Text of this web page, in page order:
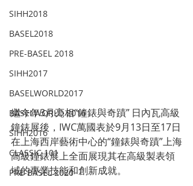
SIHH2018
BASEL2018
PRE-BASEL 2018
SIHH2017
BASELWORLD2017
BASELWORLD 2016
SIHH2016
CLASSIC 101
PRE-BASEL 2020
繼今年3月亮相“鐘錶與奇蹟” 日內瓦高級
鐘錶展後，IWC萬國表於9月13日至17日
在上海西岸藝術中心的“鐘錶與奇蹟”上海
高級鐘錶展上全面展現其在高級製表領
域的專業技能和創新成就。